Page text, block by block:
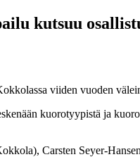
kutsuu
viiden vuoden
kuorotyypistä ja
Carsten Seyer-